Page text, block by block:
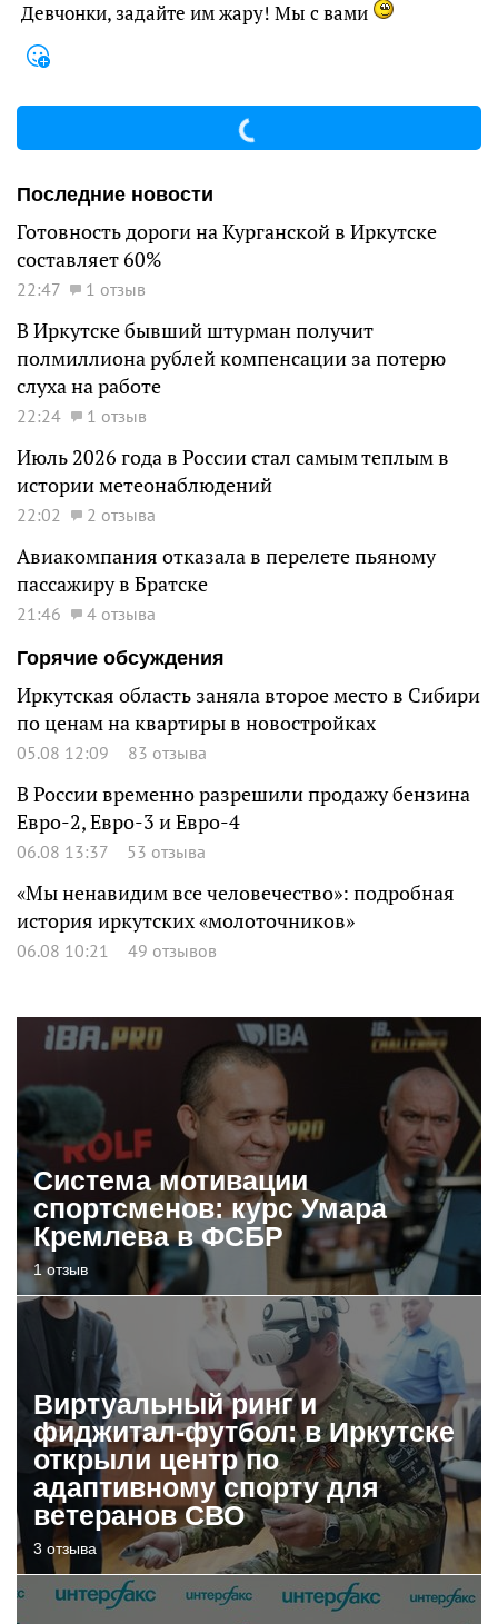
Девчонки, задайте им жару! Мы с вами
Последние новости
Готовность дороги на Курганской в Иркутске
составляет 60%
22:47 1 отзыв
В Иркутске бывший штурман получит
полмиллиона рублей компенсации за потерю
слуха на работе
22:24 1 отзыв
Июль 2026 года в России стал самым теплым в
истории метеонаблюдений
22:02 2 отзыва
Авиакомпания отказала в перелете пьяному
пассажиру в Братске
21:46
4 отзыва
Горячие обсуждения
Иркутская область заняла второе место в Сибири
по ценам на квартиры в новостройках
05.08 12:09 83 отзыва
В России временно разрешили продажу бензина
Евро-2, Евро-3 и Евро-4
06.08 13:37 53 отзыва
«Мы ненавидим все человечество»: подробная
история иркутских «молоточников»
06.08 10:21 49 отзывов
Система мотивации
спортсменов: курс Умара
Кремлева в ФСБР
1 отзыв
Виртуальный ринг и
фиджитал-футбол: в Иркутске
открыли центр по
адаптивному спорту для
ветеранов СВО
3 отзыва